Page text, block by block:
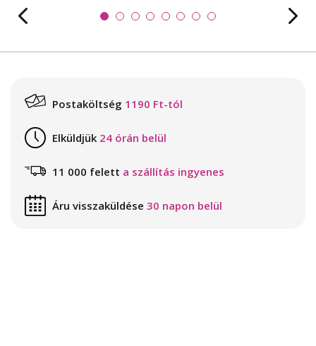
Postaköltség 1190 Ft-tól
Elküldjük 24 órán belül
11 000 felett a szállítás ingyenes
Áru visszaküldése 30 napon belül